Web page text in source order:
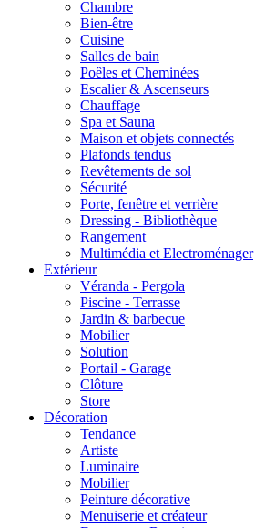
Chambre
Bien-être
Cuisine
Salles de bain
Poêles et Cheminées
Escalier & Ascenseurs
Chauffage
Spa et Sauna
Maison et objets connectés
Plafonds tendus
Revêtements de sol
Sécurité
Porte, fenêtre et verrière
Dressing - Bibliothèque
Rangement
Multimédia et Electroménager
Extérieur
Véranda - Pergola
Piscine - Terrasse
Jardin & barbecue
Mobilier
Solution
Portail - Garage
Clôture
Store
Décoration
Tendance
Artiste
Luminaire
Mobilier
Peinture décorative
Menuiserie et créateur